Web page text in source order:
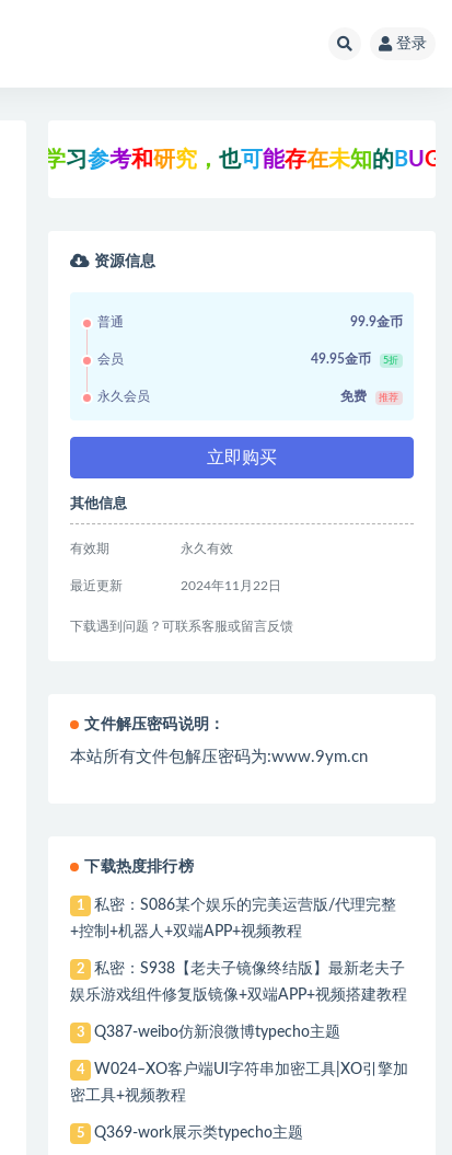
登录
和研究，也可能存 在未 知的BUG与瑕疵，
资源信息
普通 99.9金币
会员 49.95金币 5折
永久会员 免费 推荐
立即购买
其他信息
有效期 永久有效
最近更新 2024年11月22日
下载遇到问题？可联系客服或留言反馈
文件解压密码说明：
本站所有文件包解压密码为:www.9ym.cn
下载热度排行榜
1
私密：S086某个娱乐的完美运营版/代理完整
+控制+机器人+双端APP+视频教程
2
私密：S938【老夫子镜像终结版】最新老夫子
娱乐游戏组件修复版镜像+双端APP+视频搭建教程
3 Q387-weibo仿新浪微博typecho主题
4
W024–XO客户端UI字符串加密工具|XO引擎加
密工具+视频教程
5 Q369-work展示类typecho主题